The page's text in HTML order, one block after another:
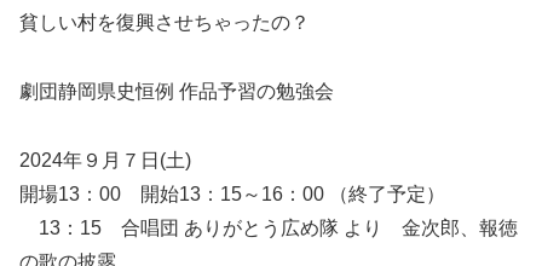
貧しい村を復興させちゃったの？
劇団静岡県史恒例 作品予習の勉強会
2024年９月７日(土)
開場13：00 開始13：15～16：00 （終了予定）
13：15 合唱団 ありがとう広め隊 より 金次郎、報徳
の歌の披露